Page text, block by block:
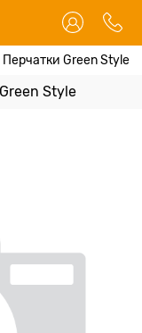
Green Style
Style